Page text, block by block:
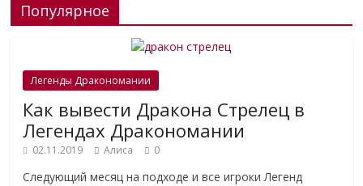
Популярное
Легенды Дракономании
Как вывести Дракона Стрелец в
Легендах Дракономании
02.11.2019 Алиса 0
Следующий месяц на подходе и все игроки Легенд